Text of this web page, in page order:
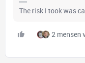
The risk I took was
2 mensen